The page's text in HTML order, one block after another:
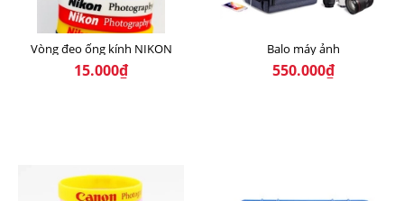
Vòng đeo ống kính NIKON
15.000₫
Balo máy ảnh
550.000₫